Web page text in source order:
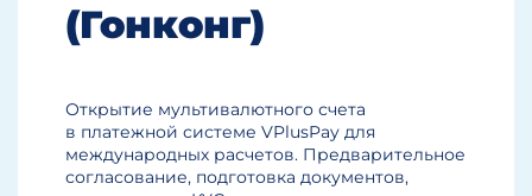
(Гонконг)
Открытие мультивалютного счета
в платежной системе VPlusPay для
международных расчетов. Предварительное
согласование, подготовка документов,